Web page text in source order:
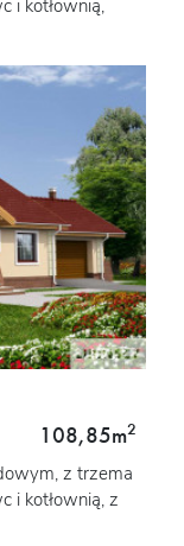
i kotłownią,
108,85m2
z trzema
i kotłownią, z